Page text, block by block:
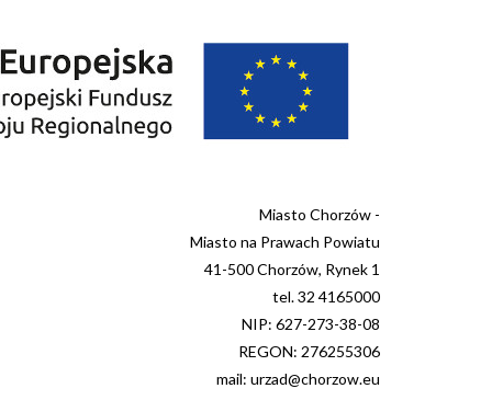
Miasto Chorzów -
Miasto na Prawach Powiatu
41-500 Chorzów, Rynek 1
tel. 32 4165000
NIP: 627-273-38-08
REGON: 276255306
mail: urzad@chorzow.eu